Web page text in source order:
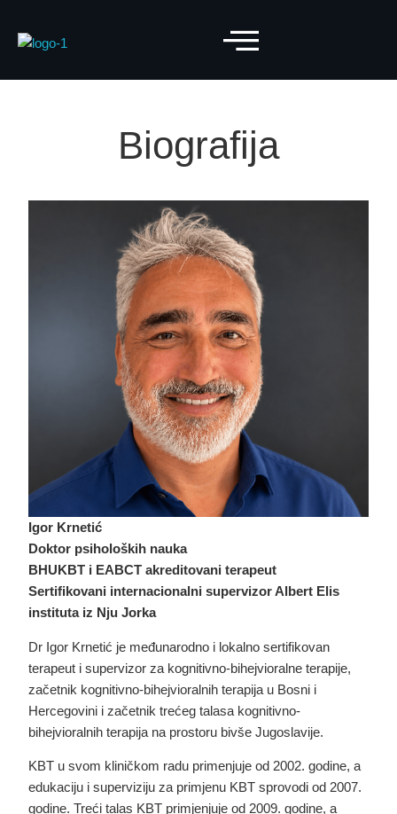
Biografija
Igor Krnetić
Doktor psiholoških nauka
BHUKBT i EABCT akreditovani terapeut
Sertifikovani internacionalni supervizor Albert Elis
instituta iz Nju Jorka
Dr Igor Krnetić je međunarodno i lokalno sertifikovan
terapeut i supervizor za kognitivno-bihejvioralne terapije,
začetnik kognitivno-bihejvioralnih terapija u Bosni i
Hercegovini i začetnik trećeg talasa kognitivno-
bihejvioralnih terapija na prostoru bivše Jugoslavije.
KBT u svom kliničkom radu primenjuje od 2002. godine, a
edukaciju i superviziju za primjenu KBT sprovodi od 2007.
godine. Treći talas KBT primjenjuje od 2009. godine, a